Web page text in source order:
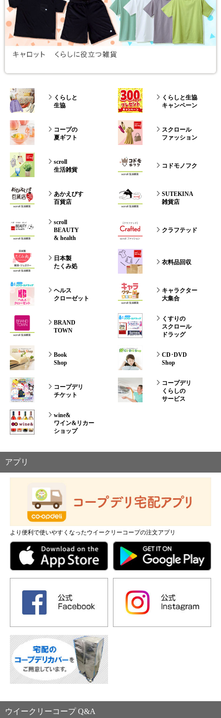
くらしと
生協
くらしと生協
キャンペーン
コープの
夏ギフト
スクロール
ファッション
scroll
生活雑貨
コドモノフク
あかえびす
百貨店
SUTEKINA
雑貨店
scroll
BEAUTY
& health
クラフテッド
日本製
たくみ処
衣料品回収
ヘルス
クローゼット
キャラクター
大集合
BRAND
TOWN
くすりの
スクロール
ドラッグ
Book
Shop
CD･DVD
Shop
コープデリ
チケット
コープデリ
くらしの
サービス
wine&
ワイン&リカー
ショップ
アプリ
より便利で使いやすくなったウイークリーコープの注文アプリ
ウイークリーコープ Q&A